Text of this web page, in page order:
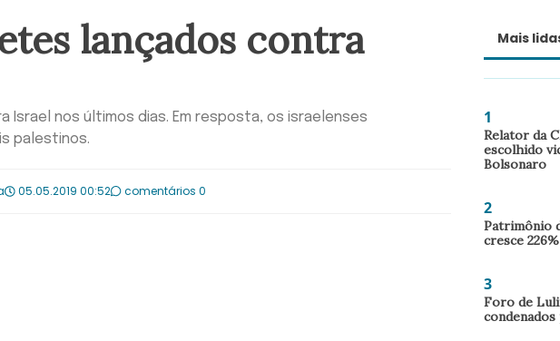
lançados contra
Israel nos últimos dias. Em resposta, os israelenses
palestinos.
05.05.2019 00:52 comentários 0
Mais
1
Relator da
escolhido
Bolsonaro
2
Patrimônio
cresce
3
Foro de